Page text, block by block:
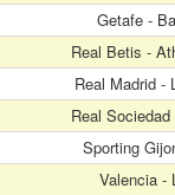
Getafe -
Real Betis -
Real Madrid -
Real
Sporting
Valencia -